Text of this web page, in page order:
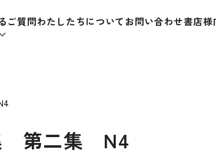
ご質問わたしたちについてお問い合わせ書店様
第二集 N4